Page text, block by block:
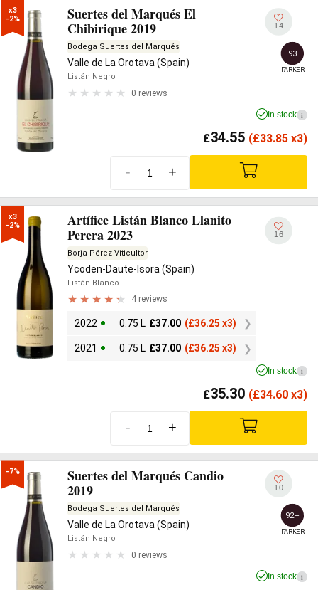
x3
-2%
Suertes del Marqués El
Chibirique 2019
Bodega Suertes del Marqués
Valle de La Orotava (Spain)
Listán Negro
0 reviews
14
93
PARKER
In stock i
£34.55 (£33.85 x3)
- +
x3
-2%
Artífice Listán Blanco Llanito
Perera 2023
Borja Pérez Viticultor
Ycoden-Daute-Isora (Spain)
Listán Blanco
4 reviews
2022 0.75 L £37.00 (£36.25 x3)
2021 0.75 L £37.00 (£36.25 x3)
16
In stock i
£35.30 (£34.60 x3)
- +
-7%
Suertes del Marqués Candio
2019
Bodega Suertes del Marqués
Valle de La Orotava (Spain)
Listán Negro
0 reviews
10
92+
PARKER
In stock i